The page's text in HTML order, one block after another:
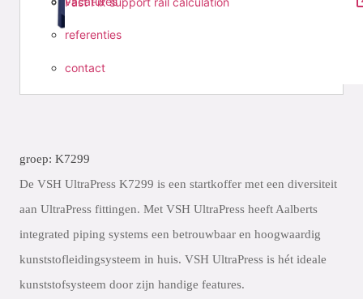
referenties
contact
groep: K7299
De VSH UltraPress K7299 is een startkoffer met een diversiteit
aan UltraPress fittingen. Met VSH UltraPress heeft Aalberts
integrated piping systems een betrouwbaar en hoogwaardig
kunststofleidingsysteem in huis. VSH UltraPress is hét ideale
kunststofsysteem door zijn handige features.